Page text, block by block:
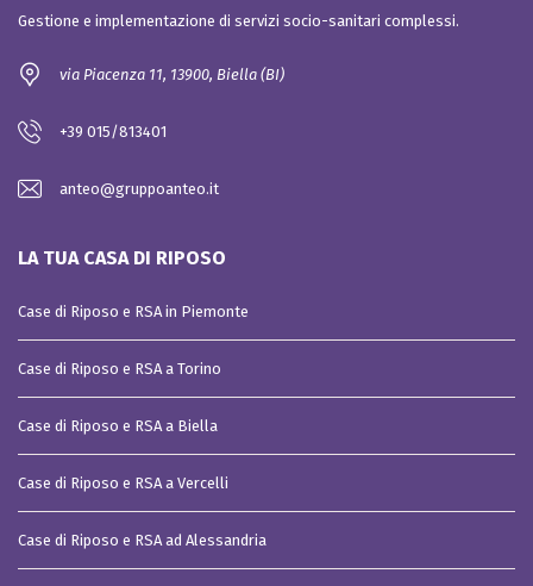
Gestione e implementazione di servizi socio-sanitari complessi.
via Piacenza 11, 13900, Biella (BI)
+39 015/813401
anteo@gruppoanteo.it
LA TUA CASA DI RIPOSO
Case di Riposo e RSA in Piemonte
Case di Riposo e RSA a Torino
Case di Riposo e RSA a Biella
Case di Riposo e RSA a Vercelli
Case di Riposo e RSA ad Alessandria